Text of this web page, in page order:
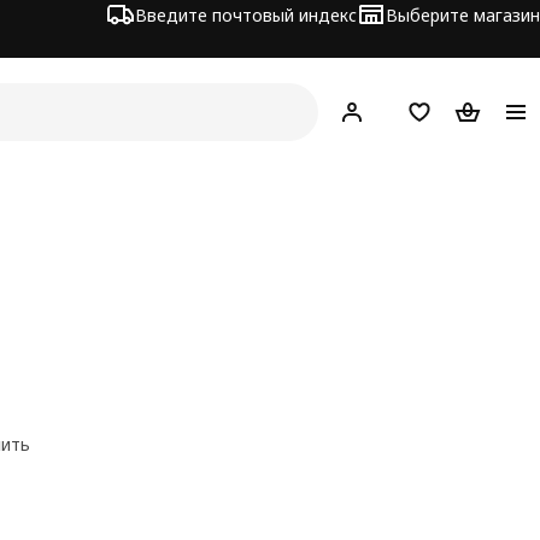
Введите почтовый индекс Выберите магазин
Hej! ВойтиСписокКорзина